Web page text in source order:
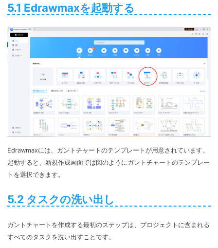
5.1 Edrawmaxを起動する
Edrawmaxには、ガントチャートのテンプレートが用意されています。
起動すると、新規作成画面では図のようにガントチャートのテンプレー
トを選択できます。
5.2 タスクの洗い出し
ガントチャートを作成する最初のステップは、プロジェクトに含まれる
すべてのタスクを洗い出すことです。